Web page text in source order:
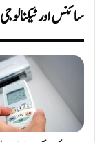
سائنس اور ٹیکنالوجی